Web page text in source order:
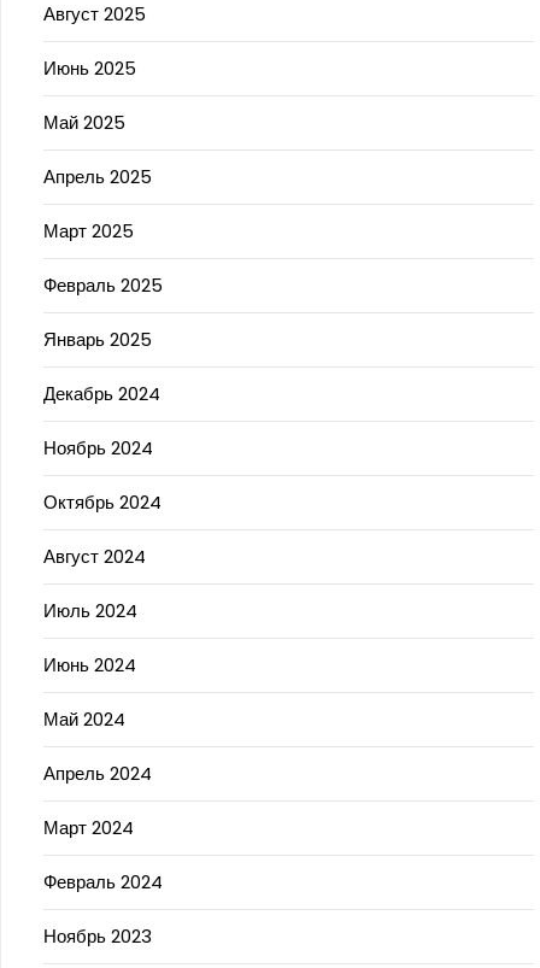
Август 2025
Июнь 2025
Май 2025
Апрель 2025
Март 2025
Февраль 2025
Январь 2025
Декабрь 2024
Ноябрь 2024
Октябрь 2024
Август 2024
Июль 2024
Июнь 2024
Май 2024
Апрель 2024
Март 2024
Февраль 2024
Ноябрь 2023